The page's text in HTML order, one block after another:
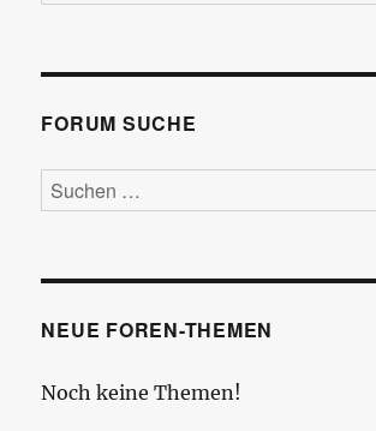
FORUM SUCHE
NEUE FOREN-THEMEN
Noch keine Themen!